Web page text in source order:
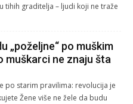
tihih graditelja – ljudi koji ne traže
„poželjne“ po muškim
muškarci ne znaju šta
po starim pravilima: revolucija je
Žene više ne žele da budu